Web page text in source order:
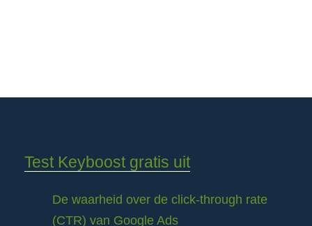
Test Keyboost gratis uit
De waarheid over de click-through rate
(CTR) van Google Ads